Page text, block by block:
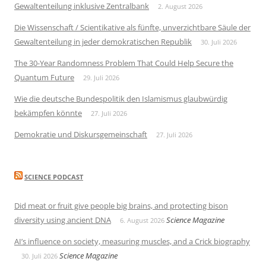
Gewaltenteilung inklusive Zentralbank
2. August 2026
Die Wissenschaft / Scientikative als fünfte, unverzichtbare Säule der
Gewaltenteilung in jeder demokratischen Republik
30. Juli 2026
The 30-Year Randomness Problem That Could Help Secure the
Quantum Future
29. Juli 2026
Wie die deutsche Bundespolitik den Islamismus glaubwürdig
bekämpfen könnte
27. Juli 2026
Demokratie und Diskursgemeinschaft 27. Juli 2026
SCIENCE PODCAST
Did meat or fruit give people big brains, and protecting bison
diversity using ancient DNA
6. August 2026 Science Magazine
AI’s influence on society, measuring muscles, and a Crick biography
30. Juli 2026 Science Magazine